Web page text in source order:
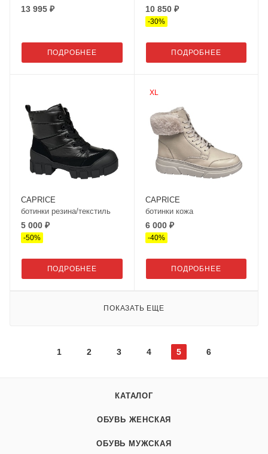
13 995 ₽
ПОДРОБНЕЕ
10 850 ₽
-30%
ПОДРОБНЕЕ
CAPRICE
ботинки резина/текстиль
5 000 ₽
-50%
ПОДРОБНЕЕ
XL
CAPRICE
ботинки кожа
6 000 ₽
-40%
ПОДРОБНЕЕ
ПОКАЗАТЬ ЕЩЕ
1 2 3 4 5 6
КАТАЛОГ
ОБУВЬ ЖЕНСКАЯ
ОБУВЬ МУЖСКАЯ